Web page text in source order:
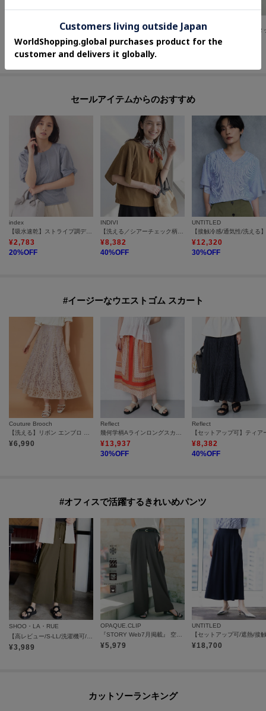
【接触冷感／UV】レースフレアスリーブトップス《洗濯機OK》
2,391
20%OFF
レースマーメイドスカート【洗濯機OK】
¥5,479 ¥3,979
セールアイテムからのおすすめ
index
¥2,783
20%OFF
INDIVI
¥8,382
40%OFF
UNTITLED
¥12,320
30%OFF
#イージーなウエストゴム スカート
Couture Brooch
【洗える】リボン エンブロ スカート
¥6,990
Reflect
幾何学柄Aラインロングスカート
¥13,937
30%OFF
Reflect
¥8,382
40%OFF
#オフィスで活躍するきれいめパンツ
SHOO・LA・RUE
¥3,989
OPAQUE.CLIP
¥5,979
UNTITLED
¥18,700
カットソーランキング